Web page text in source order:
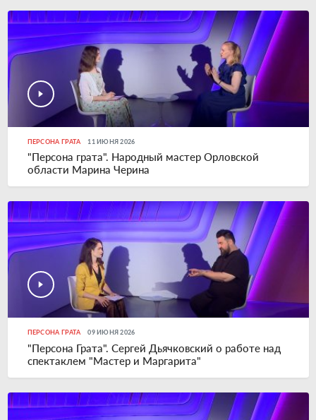
ПЕРСОНА ГРАТА 11 ИЮНЯ 2026
"Персона грата". Народный мастер Орловской
области Марина Черина
ПЕРСОНА ГРАТА 09 ИЮНЯ 2026
"Персона Грата". Сергей Дьячковский о работе над
спектаклем "Мастер и Маргарита"